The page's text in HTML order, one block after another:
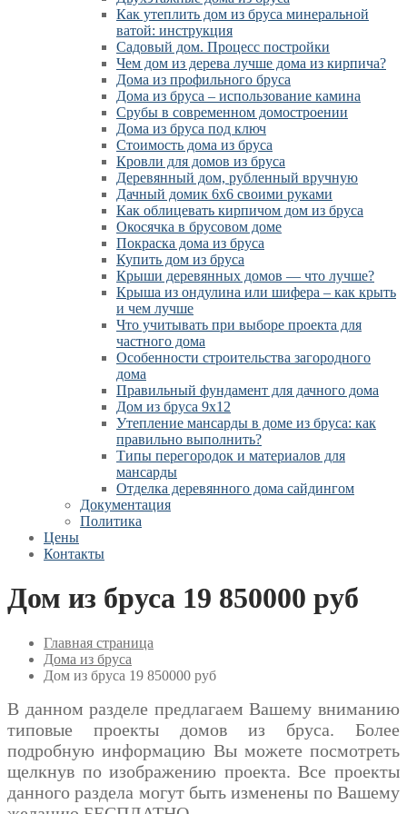
Как утеплить дом из бруса минеральной
ватой: инструкция
Садовый дом. Процесс постройки
Чем дом из дерева лучше дома из кирпича?
Дома из профильного бруса
Дома из бруса – использование камина
Срубы в современном домостроении
Дома из бруса под ключ
Стоимость дома из бруса
Кровли для домов из бруса
Деревянный дом, рубленный вручную
Дачный домик 6х6 своими руками
Как облицевать кирпичом дом из бруса
Окосячка в брусовом доме
Покраска дома из бруса
Купить дом из бруса
Крыши деревянных домов — что лучше?
Крыша из ондулина или шифера – как крыть
и чем лучше
Что учитывать при выборе проекта для
частного дома
Особенности строительства загородного
дома
Правильный фундамент для дачного дома
Дом из бруса 9х12
Утепление мансарды в доме из бруса: как
правильно выполнить?
Типы перегородок и материалов для
мансарды
Отделка деревянного дома сайдингом
Документация
Политика
Цены
Контакты
Дом из бруса 19 850000 руб
Главная страница
Дома из бруса
Дом из бруса 19 850000 руб
В данном разделе предлагаем Вашему вниманию
типовые проекты домов из бруса. Более
подробную информацию Вы можете посмотреть
щелкнув по изображению проекта. Все проекты
данного раздела могут быть изменены по Вашему